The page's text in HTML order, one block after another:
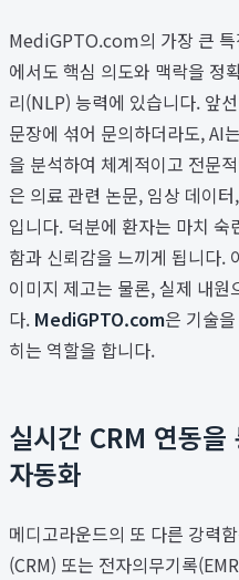
MediGPTO.com의 가장 큰
에서도 핵심 의도와 맥락을 정
리(NLP) 능력에 있습니다. 앞
문장에 섞어 문의하더라도, AI
을 분석하여 체계적이고 전문
은 의료 관련 논문, 임상 데이
입니다. 덕분에 환자는 마치
함과 신뢰감을 느끼게 됩니다.
이미지 제고는 물론, 실제 내
다. MediGPTO.com은 기술
히는 역할을 합니다.
실시간 CRM 연동
자동화
메디고라운드의 또 다른 강력
(CRM) 또는 전자의무기록